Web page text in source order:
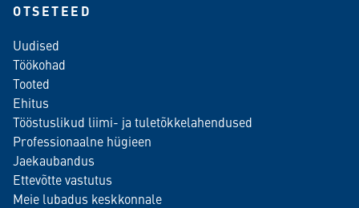
OTSETEED
Uudised
Töökohad
Tooted
Ehitus
Tööstuslikud liimi- ja tuletõkkelahendused
Professionaalne hügieen
Jaekaubandus
Ettevõtte vastutus
Meie lubadus keskkonnale